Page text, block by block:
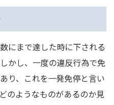
にまで達した時に下される
かし、一度の違反行為で免
り、これを一発免停と言い
のようなものがあるのか見